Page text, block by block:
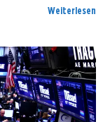
Weiterlesen